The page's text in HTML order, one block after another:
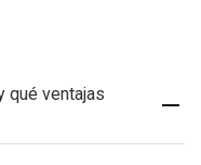
qué ventajas